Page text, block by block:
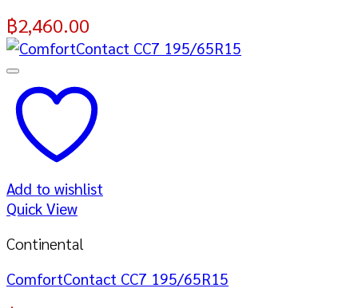
฿2,460.00
Add to wishlist
Quick View
Continental
ComfortContact CC7 195/65R15